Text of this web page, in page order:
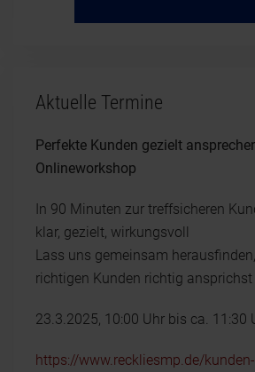
Aktuelle Termine
Perfekte Kunden gezielt
Onlineworkshop
In 90 Minuten zur treffsicheren
klar, gezielt, wirkungsvoll
Lass uns gemeinsam
richtigen Kunden richtig ansprichst
23.3.2025, 10:00 Uhr bis ca. 11:30
https://www.reckliesmp.de/